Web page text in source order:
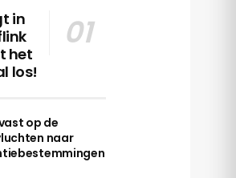
in
het
los!
op de
naar